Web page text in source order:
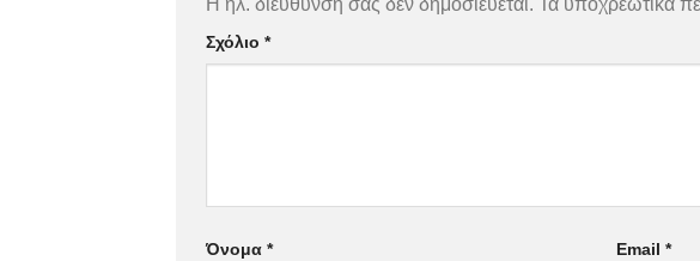
Η ηλ. διεύθυνση σας δεν δημοσιεύεται. Τα υποχρεωτικά
Σχόλιο *
Όνομα * Email*